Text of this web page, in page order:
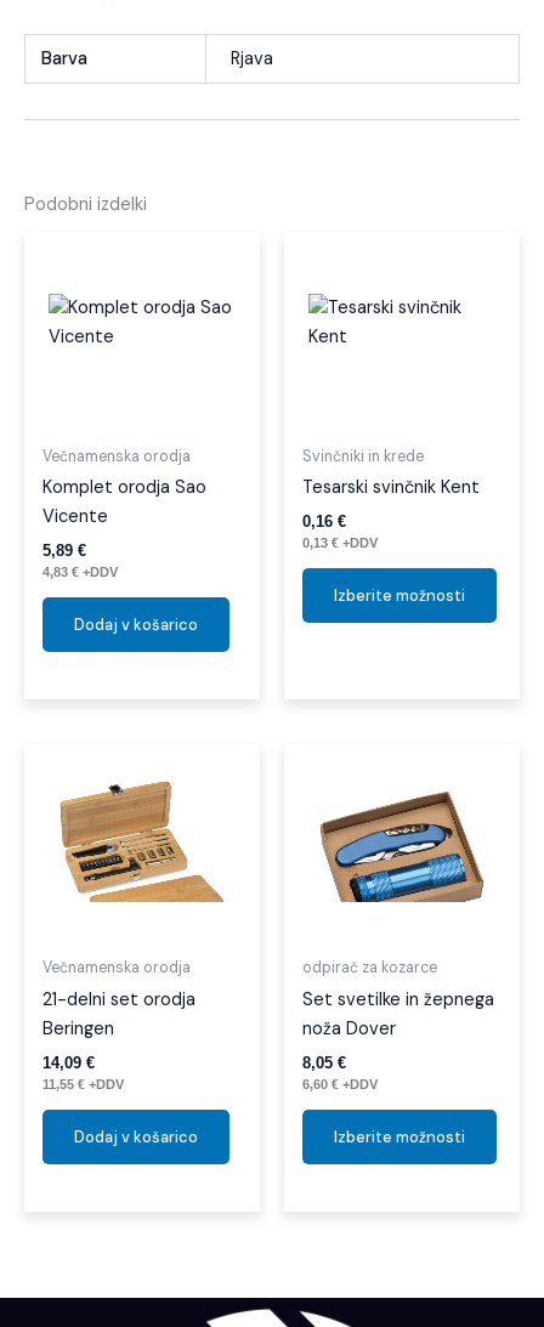
Barva Rjava
Podobni izdelki
Večnamenska orodja
Komplet orodja Sao
Vicente
5,89 €
4,83 € +DDV
Dodaj v košarico
Svinčniki in krede
Tesarski svinčnik Kent
0,16 €
0,13 € +DDV
Izberite možnosti
Večnamenska orodja
21-delni set orodja
Beringen
14,09 €
11,55 € +DDV
Dodaj v košarico
odpirač za kozarce
Set svetilke in žepnega
noža Dover
8,05 €
6,60 € +DDV
Izberite možnosti